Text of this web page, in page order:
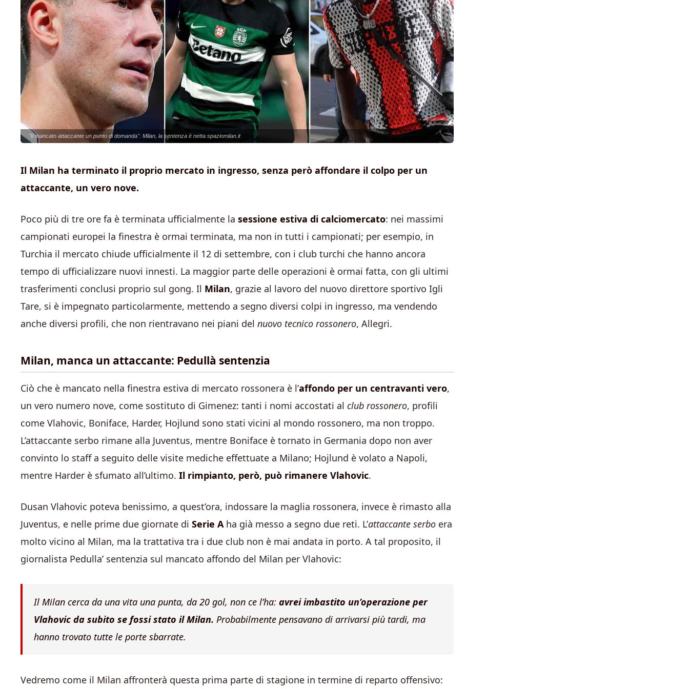
"Il mancato attaccante un punto di domanda": Milan, la sentenza è netta spaziomilan.it
Il Milan ha terminato il proprio mercato in ingresso, senza però affondare il colpo per un
attaccante, un vero nove.
Poco più di tre ore fa è terminata ufficialmente la sessione estiva di calciomercato: nei massimi
campionati europei la finestra è ormai terminata, ma non in tutti i campionati; per esempio, in
Turchia il mercato chiude ufficialmente il 12 di settembre, con i club turchi che hanno ancora
tempo di ufficializzare nuovi innesti. La maggior parte delle operazioni è ormai fatta, con gli ultimi
trasferimenti conclusi proprio sul gong. Il Milan, grazie al lavoro del nuovo direttore sportivo Igli
Tare, si è impegnato particolarmente, mettendo a segno diversi colpi in ingresso, ma vendendo
anche diversi profili, che non rientravano nei piani del nuovo tecnico rossonero, Allegri.
Milan, manca un attaccante: Pedullà sentenzia
Ciò che è mancato nella finestra estiva di mercato rossonera è l’affondo per un centravanti vero,
un vero numero nove, come sostituto di Gimenez: tanti i nomi accostati al club rossonero, profili
come Vlahovic, Boniface, Harder, Hojlund sono stati vicini al mondo rossonero, ma non troppo.
L’attaccante serbo rimane alla Juventus, mentre Boniface è tornato in Germania dopo non aver
convinto lo staff a seguito delle visite mediche effettuate a Milano; Hojlund è volato a Napoli,
mentre Harder è sfumato all’ultimo. Il rimpianto, però, può rimanere Vlahovic.
Dusan Vlahovic poteva benissimo, a quest’ora, indossare la maglia rossonera, invece è rimasto alla
Juventus, e nelle prime due giornate di Serie A ha già messo a segno due reti. L’attaccante serbo era
molto vicino al Milan, ma la trattativa tra i due club non è mai andata in porto. A tal proposito, il
giornalista Pedulla’ sentenzia sul mancato affondo del Milan per Vlahovic:
Il Milan cerca da una vita una punta, da 20 gol, non ce l’ha: avrei imbastito un’operazione per
Vlahovic da subito se fossi stato il Milan. Probabilmente pensavano di arrivarsi più tardi, ma
hanno trovato tutte le porte sbarrate.
Vedremo come il Milan affronterà questa prima parte di stagione in termine di reparto offensivo: